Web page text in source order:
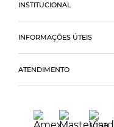
INSTITUCIONAL
INFORMAÇÕES ÚTEIS
ATENDIMENTO